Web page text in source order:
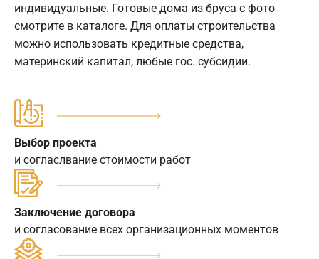
индивидуальные. Готовые дома из бруса с фото
смотрите в каталоге. Для оплаты строительства
можно использовать кредитные средства,
материнский капитал, любые гос. субсидии.
Выбор проекта
и согласлвание стоимости работ
Заключение договора
и согласование всех организационных моментов